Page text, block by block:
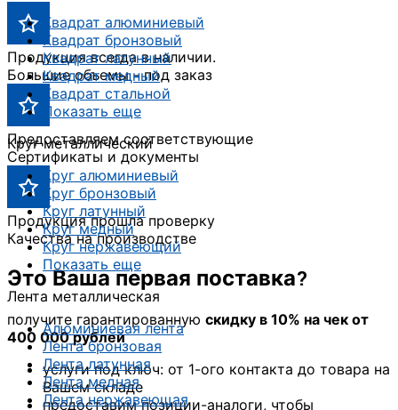
Квадрат алюминиевый
Квадрат бронзовый
Квадрат латунный
Квадрат медный
Квадрат стальной
Показать еще
Круг металлический
Круг алюминиевый
Круг бронзовый
Круг латунный
Круг медный
Круг нержавеющий
Показать еще
Лента металлическая
Алюминиевая лента
Лента бронзовая
Лента латунная
Лента медная
Лента нержавеющая
Продукция всегда в наличии.
Большие объемы - под заказ
Предоставляем соответствующие
Сертификаты и документы
Продукция прошла проверку
Качества на производстве
Это Ваша первая поставка?
получите гарантированную скидку в 10% на чек от
400 000 рублей
услуги под ключ: от 1-ого контакта до товара на
Вашем складе
предоставим позиции-аналоги, чтобы